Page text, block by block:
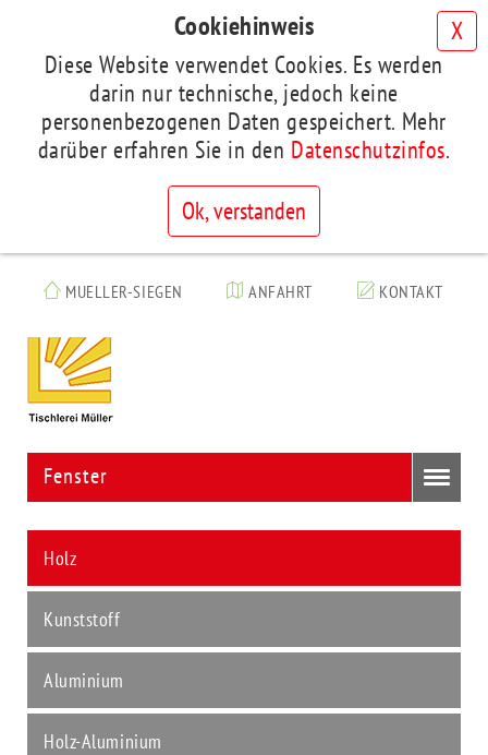
Cookiehinweis
Diese Website verwendet Cookies. Es werden
darin nur technische, jedoch keine
personenbezogenen Daten gespeichert. Mehr
darüber erfahren Sie in den Datenschutzinfos.
Ok, verstanden
X
content
MUELLER-SIEGEN ANFAHRT KONTAKT
Tischlerei
Frank
Müller
Fenster
Holz
Kunststoff
Aluminium
Holz-Aluminium